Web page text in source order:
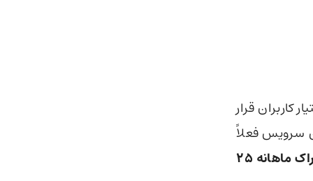
کاربران قرار
سرویس فعلاً
پس از آن اشتراک ماهانه ۲۵